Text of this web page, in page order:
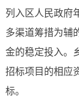
列入区人民政府
多渠道筹措为辅
金的稳定投入。
招标项目的相应
标。